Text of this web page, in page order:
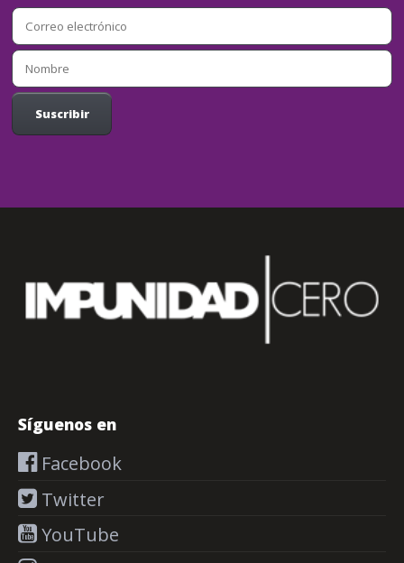
Síguenos en
Facebook
Twitter
YouTube